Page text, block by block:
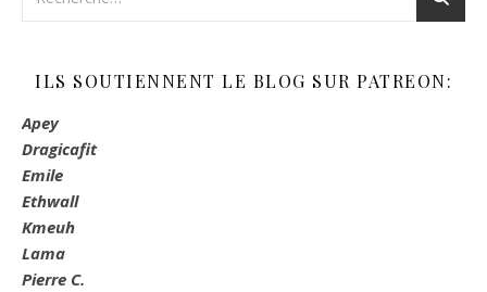
ILS SOUTIENNENT LE BLOG SUR PATREON:
Apey
Dragicafit
Emile
Ethwall
Kmeuh
Lama
Pierre C.